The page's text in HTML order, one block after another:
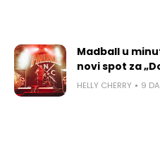
Madball u
novi spot za
HELLY CHERRY 9